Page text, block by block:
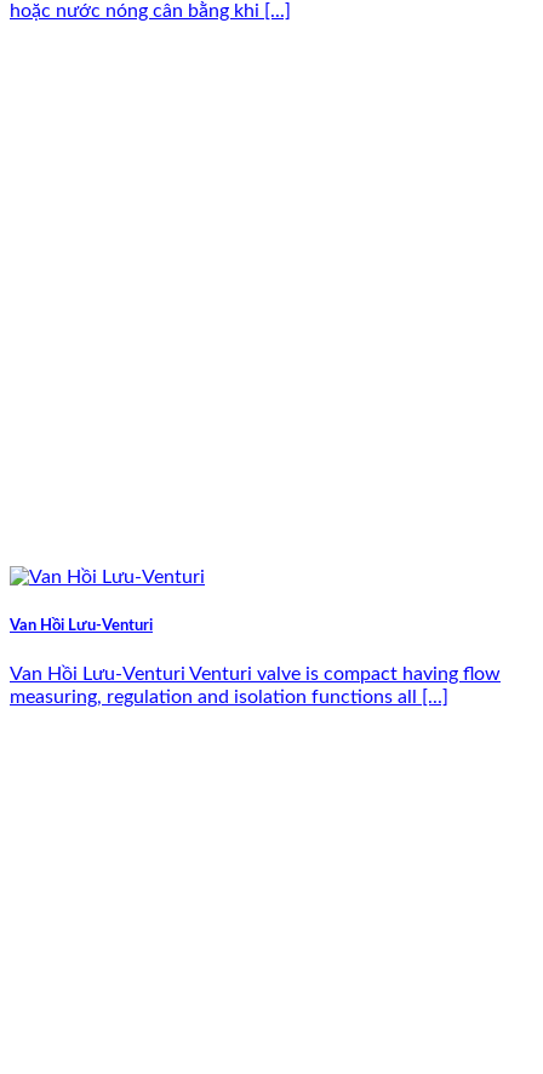
hoặc nước nóng cân bằng khi [...]
Van Hồi Lưu-Venturi
Van Hồi Lưu-Venturi Venturi valve is compact having flow
measuring, regulation and isolation functions all [...]